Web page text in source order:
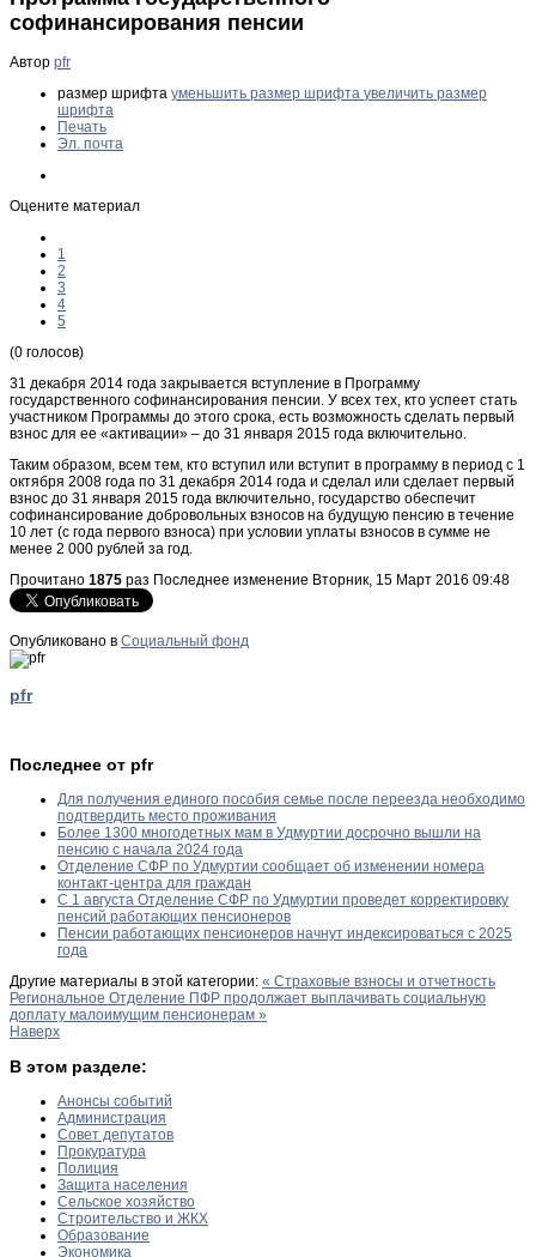
софинансирования пенсии
Автор pfr
размер шрифта уменьшить размер шрифта увеличить размер
шрифта
Печать
Эл. почта
Оцените материал
1
2
3
4
5
(0 голосов)
31 декабря 2014 года закрывается вступление в Программу
государственного софинансирования пенсии. У всех тех, кто успеет стать
участником Программы до этого срока, есть возможность сделать первый
взнос для ее «активации» – до 31 января 2015 года включительно.
Таким образом, всем тем, кто вступил или вступит в программу в период с 1
октября 2008 года по 31 декабря 2014 года и сделал или сделает первый
взнос до 31 января 2015 года включительно, государство обеспечит
софинансирование добровольных взносов на будущую пенсию в течение
10 лет (с года первого взноса) при условии уплаты взносов в сумме не
менее 2 000 рублей за год.
Прочитано 1875 раз Последнее изменение Вторник, 15 Март 2016 09:48
Опубликовано в Социальный фонд
pfr
Последнее от pfr
Для получения единого пособия семье после переезда необходимо
подтвердить место проживания
Более 1300 многодетных мам в Удмуртии досрочно вышли на
пенсию с начала 2024 года
Отделение СФР по Удмуртии сообщает об изменении номера
контакт-центра для граждан
С 1 августа Отделение СФР по Удмуртии проведет корректировку
пенсий работающих пенсионеров
Пенсии работающих пенсионеров начнут индексироваться с 2025
года
Другие материалы в этой категории: « Страховые взносы и отчетность
Региональное Отделение ПФР продолжает выплачивать социальную
доплату малоимущим пенсионерам »
Наверх
В этом разделе:
Анонсы событий
Администрация
Совет депутатов
Прокуратура
Полиция
Защита населения
Сельское хозяйство
Строительство и ЖКХ
Образование
Экономика